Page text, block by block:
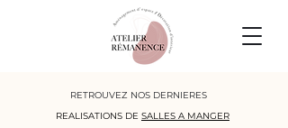
RETROUVEZ NOS DERNIERES
REALISATIONS DE SALLES A MANGER